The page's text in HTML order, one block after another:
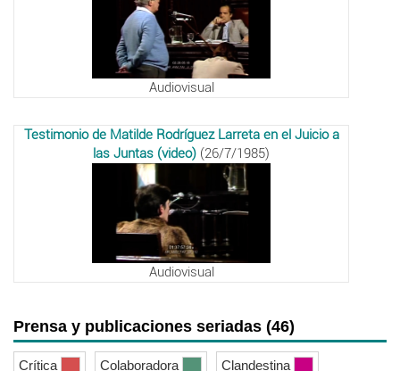
Audiovisual
Testimonio de Matilde Rodríguez Larreta en el Juicio a
las Juntas (video) (26/7/1985)
Audiovisual
Prensa y publicaciones seriadas (46)
Crítica Colaboradora
Clandestina